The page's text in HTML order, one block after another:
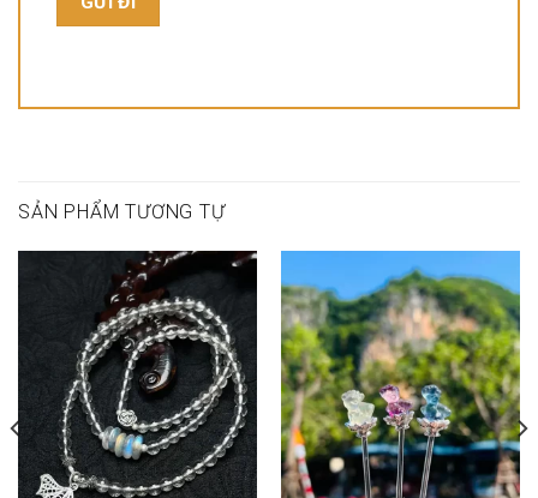
SẢN PHẨM TƯƠNG TỰ